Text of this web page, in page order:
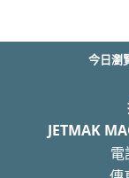
今日瀏
JETMAK
電